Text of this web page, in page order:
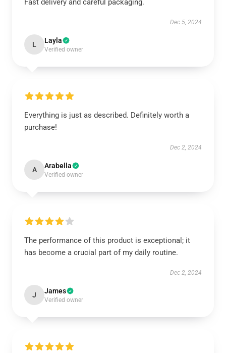
Fast delivery and careful packaging.
Dec 5, 2024
L Layla
Verified owner
Everything is just as described. Definitely worth a
purchase!
Dec 2, 2024
A Arabella
Verified owner
The performance of this product is exceptional; it
has become a crucial part of my daily routine.
Dec 2, 2024
J James
Verified owner